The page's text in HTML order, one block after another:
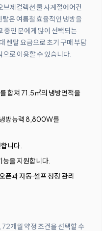
제컬렉션 쿨 사계절에어컨
은 여름철 효율적인 냉방을
중인 분에게 많이 선택되는
렌탈 요금으로 초기 구매 부담
로 이용할 수 있습니다.
합쳐 71.5㎡의 냉방면적을
방능력 8,800W를
니다.
능을 지원합니다.
픈과 자동·셀프 청정 관리
개월 약정 조건을 선택할 수